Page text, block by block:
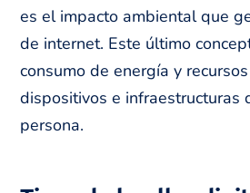
es el impacto ambiental que
de internet. Este último
consumo de energía y
dispositivos e infraestructuras
persona.